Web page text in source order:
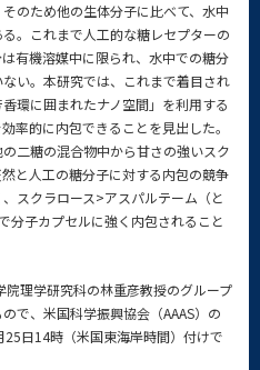
のため他の生体分子に比べて、水中
。これまで人工的な糖レセプターの
有機溶媒中に限られ、水中での糖分
い。本研究では、これまで着目され
環に囲まれたナノ空間」を利用する
率的に内包できることを見出した。
二糖の混合物中から甘さの強いスク
と人工の糖分子に対する内包の競争
スクラロース>アスパルテーム（と
分子カプセルに強く内包されること
理学研究科の林重彦教授のグループ
で、米国科学振興協会（AAAS）の
日14時（米国東海岸時間）付けで